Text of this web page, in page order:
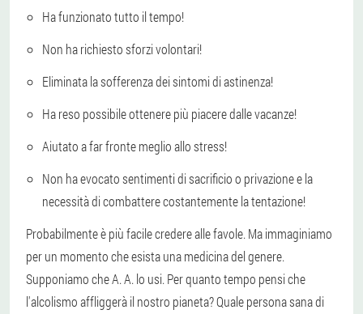
Ha funzionato tutto il tempo!
Non ha richiesto sforzi volontari!
Eliminata la sofferenza dei sintomi di astinenza!
Ha reso possibile ottenere più piacere dalle vacanze!
Aiutato a far fronte meglio allo stress!
Non ha evocato sentimenti di sacrificio o privazione e la
necessità di combattere costantemente la tentazione!
Probabilmente è più facile credere alle favole. Ma immaginiamo
per un momento che esista una medicina del genere.
Supponiamo che A. A. lo usi. Per quanto tempo pensi che
l'alcolismo affliggerà il nostro pianeta? Quale persona sana di